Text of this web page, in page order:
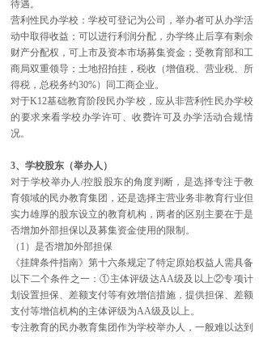
待遇。
营利性民办学校：学校可登记为公司，举办者可从办学活
动中取得收益；可以进行利润分配，办学终止后享有剩余
财产分配权，可上市及资本市场募集资金；受教育部和工
商局双重领导；土地招拍挂，税收（增值税、营业税、所
得税，总税务约30%）同工商企业。
对于K12基础教育阶段民办学校，应从非营利性民办学校
的要求来看学校办学许可、收费许可及办学活动合规情
况。
3、学校股东（举办人）
对于学校举办人/控股股东的角度判断，是选择专注于教
育领域的民办教育集团，还是选择主营业务非教育行业但
实力雄厚的股东设立的教育机构，两者的区别主要在于是
否增加外部担保以及募集资金使用的限制。
（1）是否增加外部担保
《挂牌条件指南》第十六条规定了特定原始权益人需具备
以下二个条件之一：①主体评级达AA级及以上②专项计
划设置担保、差额支付等有效增信措施，提供担保、差额
支付等增信机构的主体评级为AA级及以上。
专注教育的民办教育集团作为学校举办人，一般难以达到